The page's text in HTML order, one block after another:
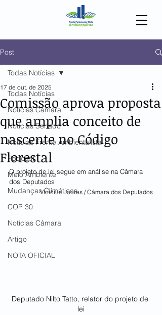
Post
Todas Notícias
Notícias Câmara
Notícias Senado
Notícias Frente Ambientalista
Podcast
Meio Ambiente
Mudanças Climáticas
COP 30
Notícias Câmara
Artigo
NOTA OFICIAL
Todas Notícias
Comissão aprova proposta
que amplia conceito de
nascente no Código
Florestal
17 de out. de 2025
O projeto de lei segue em análise na Câmara
dos Deputados
Vinicius Loures / Câmara dos Deputados
Deputado Nilto Tatto, relator do projeto de
lei